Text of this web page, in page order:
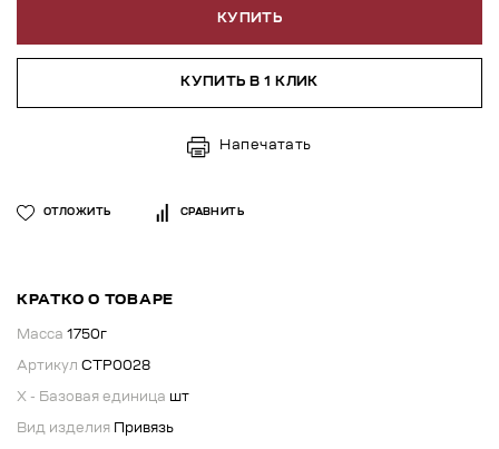
КУПИТЬ
КУПИТЬ В 1 КЛИК
Напечатать
ОТЛОЖИТЬ СРАВНИТЬ
КРАТКО О ТОВАРЕ
Масса 1750г
Артикул СТР0028
X - Базовая единица шт
Вид изделия Привязь